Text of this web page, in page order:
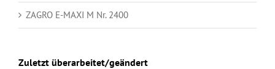
ZAGRO E-MAXI M Nr. 2400
Zuletzt überarbeitet/geändert